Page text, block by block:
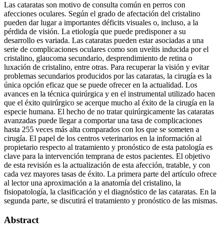
Las cataratas son motivo de consulta común en perros con
afecciones oculares. Según el grado de afectación del cristalino
pueden dar lugar a importantes déficits visuales o, incluso, a la
pérdida de visión. La etiología que puede predisponer a su
desarrollo es variada. Las cataratas pueden estar asociadas a una
serie de complicaciones oculares como son uveítis inducida por el
cristalino, glaucoma secundario, desprendimiento de retina o
luxación de cristalino, entre otras. Para recuperar la visión y evitar
problemas secundarios producidos por las cataratas, la cirugía es la
única opción eficaz que se puede ofrecer en la actualidad. Los
avances en la técnica quirúrgica y en el instrumental utilizado hacen
que el éxito quirúrgico se acerque mucho al éxito de la cirugía en la
especie humana. El hecho de no tratar quirúrgicamente las cataratas
avanzadas puede llegar a comportar una tasa de complicaciones
hasta 255 veces más alta comparados con los que se someten a
cirugía. El papel de los centros veterinarios en la información al
propietario respecto al tratamiento y pronóstico de esta patología es
clave para la intervención temprana de estos pacientes. El objetivo
de esta revisión es la actualización de esta afección, tratable, y con
cada vez mayores tasas de éxito. La primera parte del artículo ofrece
al lector una aproximación a la anatomía del cristalino, la
fisiopatología, la clasificación y el diagnóstico de las cataratas. En la
segunda parte, se discutirá el tratamiento y pronóstico de las mismas.
Abstract